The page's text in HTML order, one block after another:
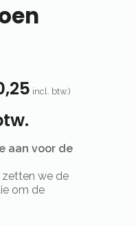
incl. btw.)
aan voor de
zetten we de
om de